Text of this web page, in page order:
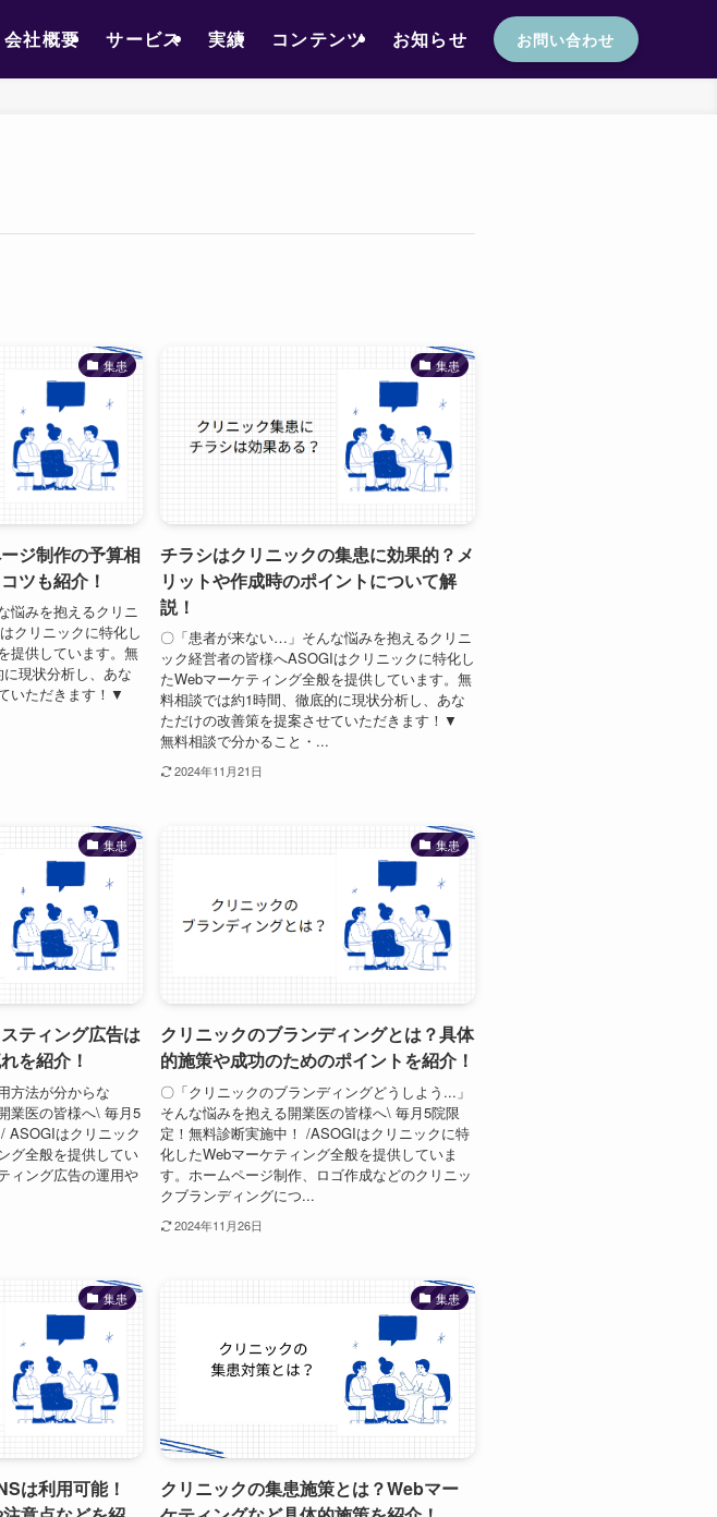
会社概要 サービス 実績 コンテンツ お知らせ お問い合わせ
集患
ジ制作の予算相
ツも紹介！
悩みを抱えるクリニ
クリニックに特化し
提供しています。無
現状分析し、あな
いただきます！▼
集患
チラシはクリニックの集患に効果的？メ
リットや作成時のポイントについて解
説！
〇「患者が来ない…」そんな悩みを抱えるクリニ
ック経営者の皆様へASOGIはクリニックに特化し
たWebマーケティング全般を提供しています。無
料相談では約1時間、徹底的に現状分析し、あな
ただけの改善策を提案させていただきます！▼
無料相談で分かること・...
2024年11月21日
集患
ティング広告は
を紹介！
方法が分からな
業医の皆様へ\ 毎月5
ASOGIはクリニック
グ全般を提供してい
ィング広告の運用や
集患
クリニックのブランディングとは？具体
的施策や成功のためのポイントを紹介！
〇「クリニックのブランディングどうしよう...」
そんな悩みを抱える開業医の皆様へ\ 毎月5院限
定！無料診断実施中！ /ASOGIはクリニックに特
化したWebマーケティング全般を提供していま
す。ホームページ制作、ロゴ作成などのクリニッ
クブランディングにつ...
2024年11月26日
集患
は利用可能！
集患
クリニックの集患施策とは？Webマー